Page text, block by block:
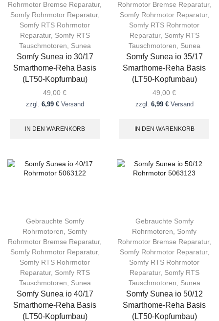
Rohrmotor Bremse Reparatur,
Somfy Rohrmotor Reparatur,
Somfy RTS Rohrmotor
Reparatur, Somfy RTS
Tauschmotoren
Sunea
Somfy Sunea io 30/17
Smarthome-Reha Basis
(LT50-Kopfumbau)
49,00 €
zzgl. 6,99 €Versand
IN DEN WARENKORB
Rohrmotor Bremse Reparatur,
Somfy Rohrmotor Reparatur,
Somfy RTS Rohrmotor
Reparatur, Somfy RTS
Tauschmotoren
Sunea
Somfy Sunea io 35/17
Smarthome-Reha Basis
(LT50-Kopfumbau)
49,00 €
zzgl. 6,99 €Versand
IN DEN WARENKORB
Gebrauchte Somfy
Rohrmotoren
Somfy
Rohrmotor Bremse Reparatur,
Somfy Rohrmotor Reparatur,
Somfy RTS Rohrmotor
Reparatur, Somfy RTS
Tauschmotoren
Sunea
Somfy Sunea io 40/17
Smarthome-Reha Basis
(LT50-Kopfumbau)
Gebrauchte Somfy
Rohrmotoren
Somfy
Rohrmotor Bremse Reparatur,
Somfy Rohrmotor Reparatur,
Somfy RTS Rohrmotor
Reparatur, Somfy RTS
Tauschmotoren
Sunea
Somfy Sunea io 50/12
Smarthome-Reha Basis
(LT50-Kopfumbau)